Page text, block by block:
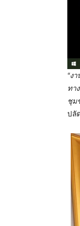
“ง
ทา
ชุม
ปลั